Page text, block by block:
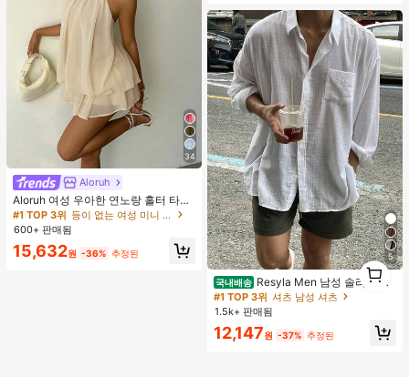
34
Aloruh
Aloruh 여성 우아한 연노랑 홀터 타이
미니 드레스
#1 TOP 3위
등이 없는 여성 미니 드레스
600+ 판매됨
15,632원 -36% 추정된 5
국내배송 Resyla Men 남성 솔리드 컬
러 버튼 프론트 긴팔 포켓 캐주얼 셔츠
#1 TOP 3위 셔츠 남성 셔츠
1.5k+ 판매됨
12,147원 -37% 추정된
1